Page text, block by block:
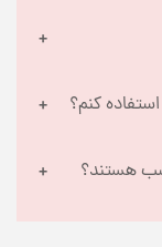
کنم؟
هستند؟